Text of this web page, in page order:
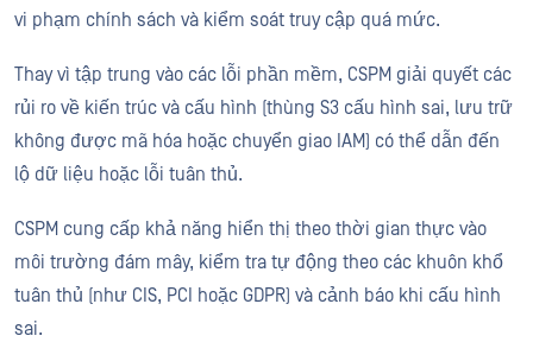
vi phạm chính sách và kiểm soát truy cập quá mức.
Thay vì tập trung vào các lỗi phần mềm, CSPM giải quyết các
rủi ro về kiến trúc và cấu hình (thùng S3 cấu hình sai, lưu trữ
không được mã hóa hoặc chuyển giao IAM) có thể dẫn đến
lộ dữ liệu hoặc lỗi tuân thủ.
CSPM cung cấp khả năng hiển thị theo thời gian thực vào
môi trường đám mây, kiểm tra tự động theo các khuôn khổ
tuân thủ (như CIS, PCI hoặc GDPR) và cảnh báo khi cấu hình
sai.